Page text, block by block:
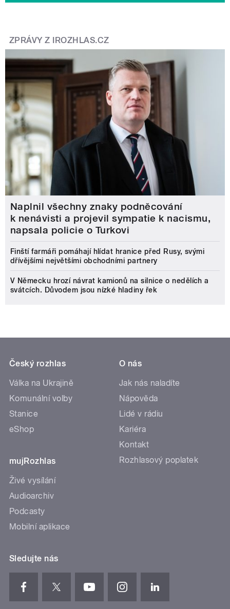
ZPRÁVY Z IROZHLAS.CZ
Naplnil všechny znaky podněcování
k nenávisti a projevil sympatie k nacismu,
napsala policie o Turkovi
Finští farmáři pomáhají hlídat hranice před Rusy, svými
dřívějšími největšími obchodními partnery
V Německu hrozí návrat kamionů na silnice o nedělích a
svátcích. Důvodem jsou nízké hladiny řek
Český rozhlas
Válka na Ukrajině
Komunální volby
Stanice
eShop
mujRozhlas
Živé vysílání
Audioarchiv
Podcasty
Mobilní aplikace
O nás
Jak nás naladíte
Nápověda
Lidé v rádiu
Kariéra
Kontakt
Rozhlasový poplatek
Sledujte nás